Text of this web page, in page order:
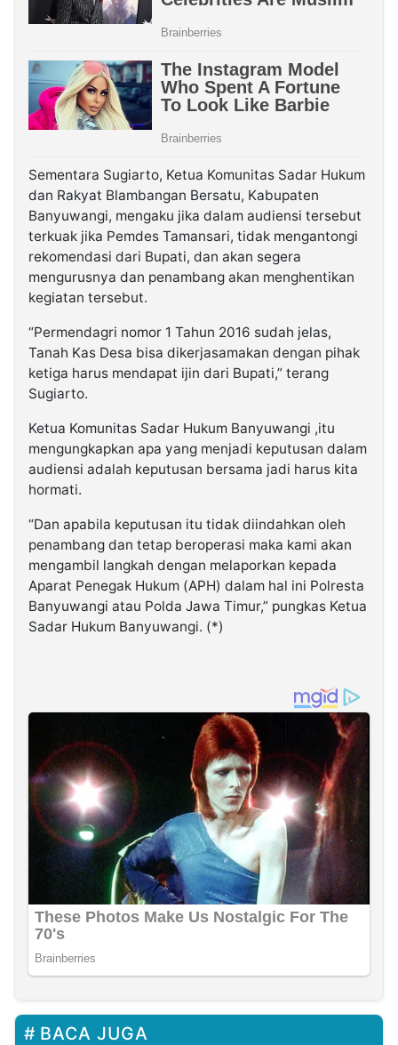
Sementara Sugiarto, Ketua Komunitas Sadar Hukum
dan Rakyat Blambangan Bersatu, Kabupaten
Banyuwangi, mengaku jika dalam audiensi tersebut
terkuak jika Pemdes Tamansari, tidak mengantongi
rekomendasi dari Bupati, dan akan segera
mengurusnya dan penambang akan menghentikan
kegiatan tersebut.
“Permendagri nomor 1 Tahun 2016 sudah jelas,
Tanah Kas Desa bisa dikerjasamakan dengan pihak
ketiga harus mendapat ijin dari Bupati,” terang
Sugiarto.
Ketua Komunitas Sadar Hukum Banyuwangi ,itu
mengungkapkan apa yang menjadi keputusan dalam
audiensi adalah keputusan bersama jadi harus kita
hormati.
“Dan apabila keputusan itu tidak diindahkan oleh
penambang dan tetap beroperasi maka kami akan
mengambil langkah dengan melaporkan kepada
Aparat Penegak Hukum (APH) dalam hal ini Polresta
Banyuwangi atau Polda Jawa Timur,” pungkas Ketua
Sadar Hukum Banyuwangi. (*)
BACA JUGA